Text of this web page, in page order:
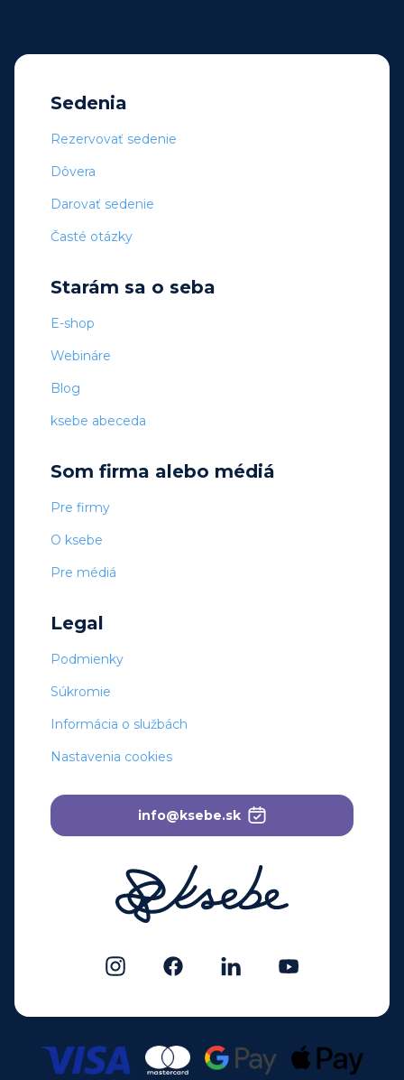
Sedenia
Rezervovať sedenie
Dôvera
Darovať sedenie
Časté otázky
Starám sa o seba
E-shop
Webináre
Blog
ksebe abeceda
Som firma alebo médiá
Pre firmy
O ksebe
Pre médiá
Legal
Podmienky
Súkromie
Informácia o službách
Nastavenia cookies
info@ksebe.sk